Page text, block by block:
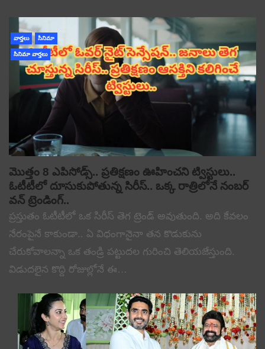
వార్తలు సినిమా
సినిమా వార్తలు
మొత్తం 8 ఎపిసోడ్స్.. ప్రతిక్షణం ఊహించని ట్విస్టులు..
ఓటీటీలో దూసుకుపోతున్న సిరీస్.. ఒక్క రాత్రిలోనే నంబర్
వన్ ట్రెండింగ్..
ప్రస్తుతం ఓటీటీలో ఒక సిరీస్ తెగ ట్రెండ్ అవుతుంది. అది కేవలం
నేరంపైనే కాకుండా.. ఏ విధంగానైనా తన కొడుకును
చేరుకోవాలన్నా ఒక తండ్రి పట్టుదల గురించి తెలియజేస్తుంది.
విడుదలైన కొద్ది రోజుల్లోనే ఈ…